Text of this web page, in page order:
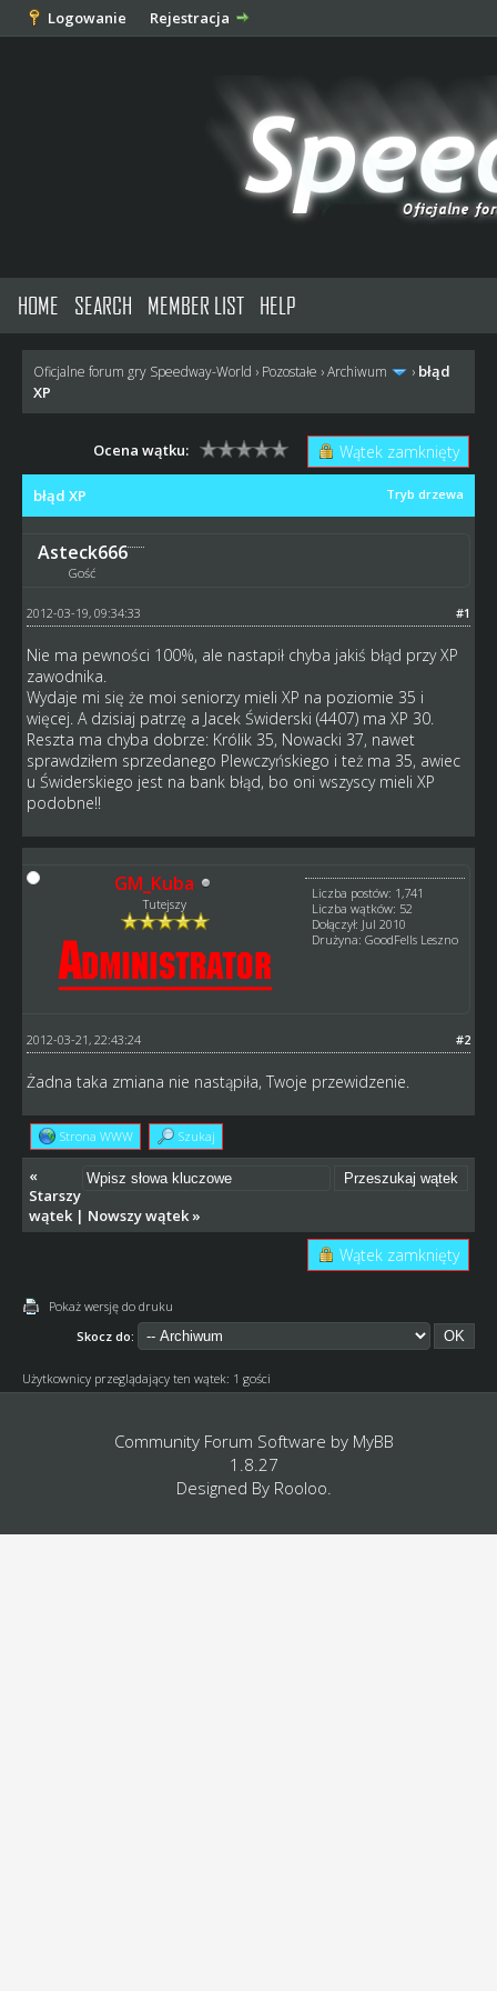
Logowanie Rejestracja
HOME SEARCH MEMBER LIST HELP
Oficjalne forum gry Speedway-World › Pozostałe ›Archiwum › błąd
XP
Wątek zamknięty
Ocena wątku:
Tryb drzewa
błąd XP
Asteck666
Gość
#1
2012-03-19, 09:34:33
Nie ma pewności 100%, ale nastapił chyba jakiś błąd przy XP
zawodnika.
Wydaje mi się że moi seniorzy mieli XP na poziomie 35 i
więcej. A dzisiaj patrzę a Jacek Świderski (4407) ma XP 30.
Reszta ma chyba dobrze: Królik 35, Nowacki 37, nawet
sprawdziłem sprzedanego Plewczyńskiego i też ma 35, awiec
u Świderskiego jest na bank błąd, bo oni wszyscy mieli XP
podobne!!
GM_Kuba
Tutejszy
Liczba postów: 1,741
Liczba wątków: 52
Dołączył: Jul 2010
Drużyna: GoodFells Leszno
#2
2012-03-21, 22:43:24
Żadna taka zmiana nie nastąpiła, Twoje przewidzenie.
Strona WWW Szukaj
«
Starszy
wątek| Nowszy wątek»
Wątek zamknięty
Pokaż wersję do druku
Skocz do:
Użytkownicy przeglądający ten wątek: 1 gości
Community Forum Software by MyBB
1.8.27
Designed By Rooloo